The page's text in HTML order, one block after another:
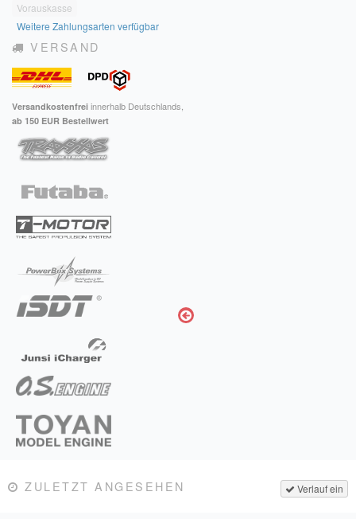
Vorauskasse
Weitere Zahlungsarten verfügbar
VERSAND
Versandkostenfrei innerhalb Deutschlands,
ab 150 EUR Bestellwert
Verlauf ein
ZULETZT ANGESEHEN